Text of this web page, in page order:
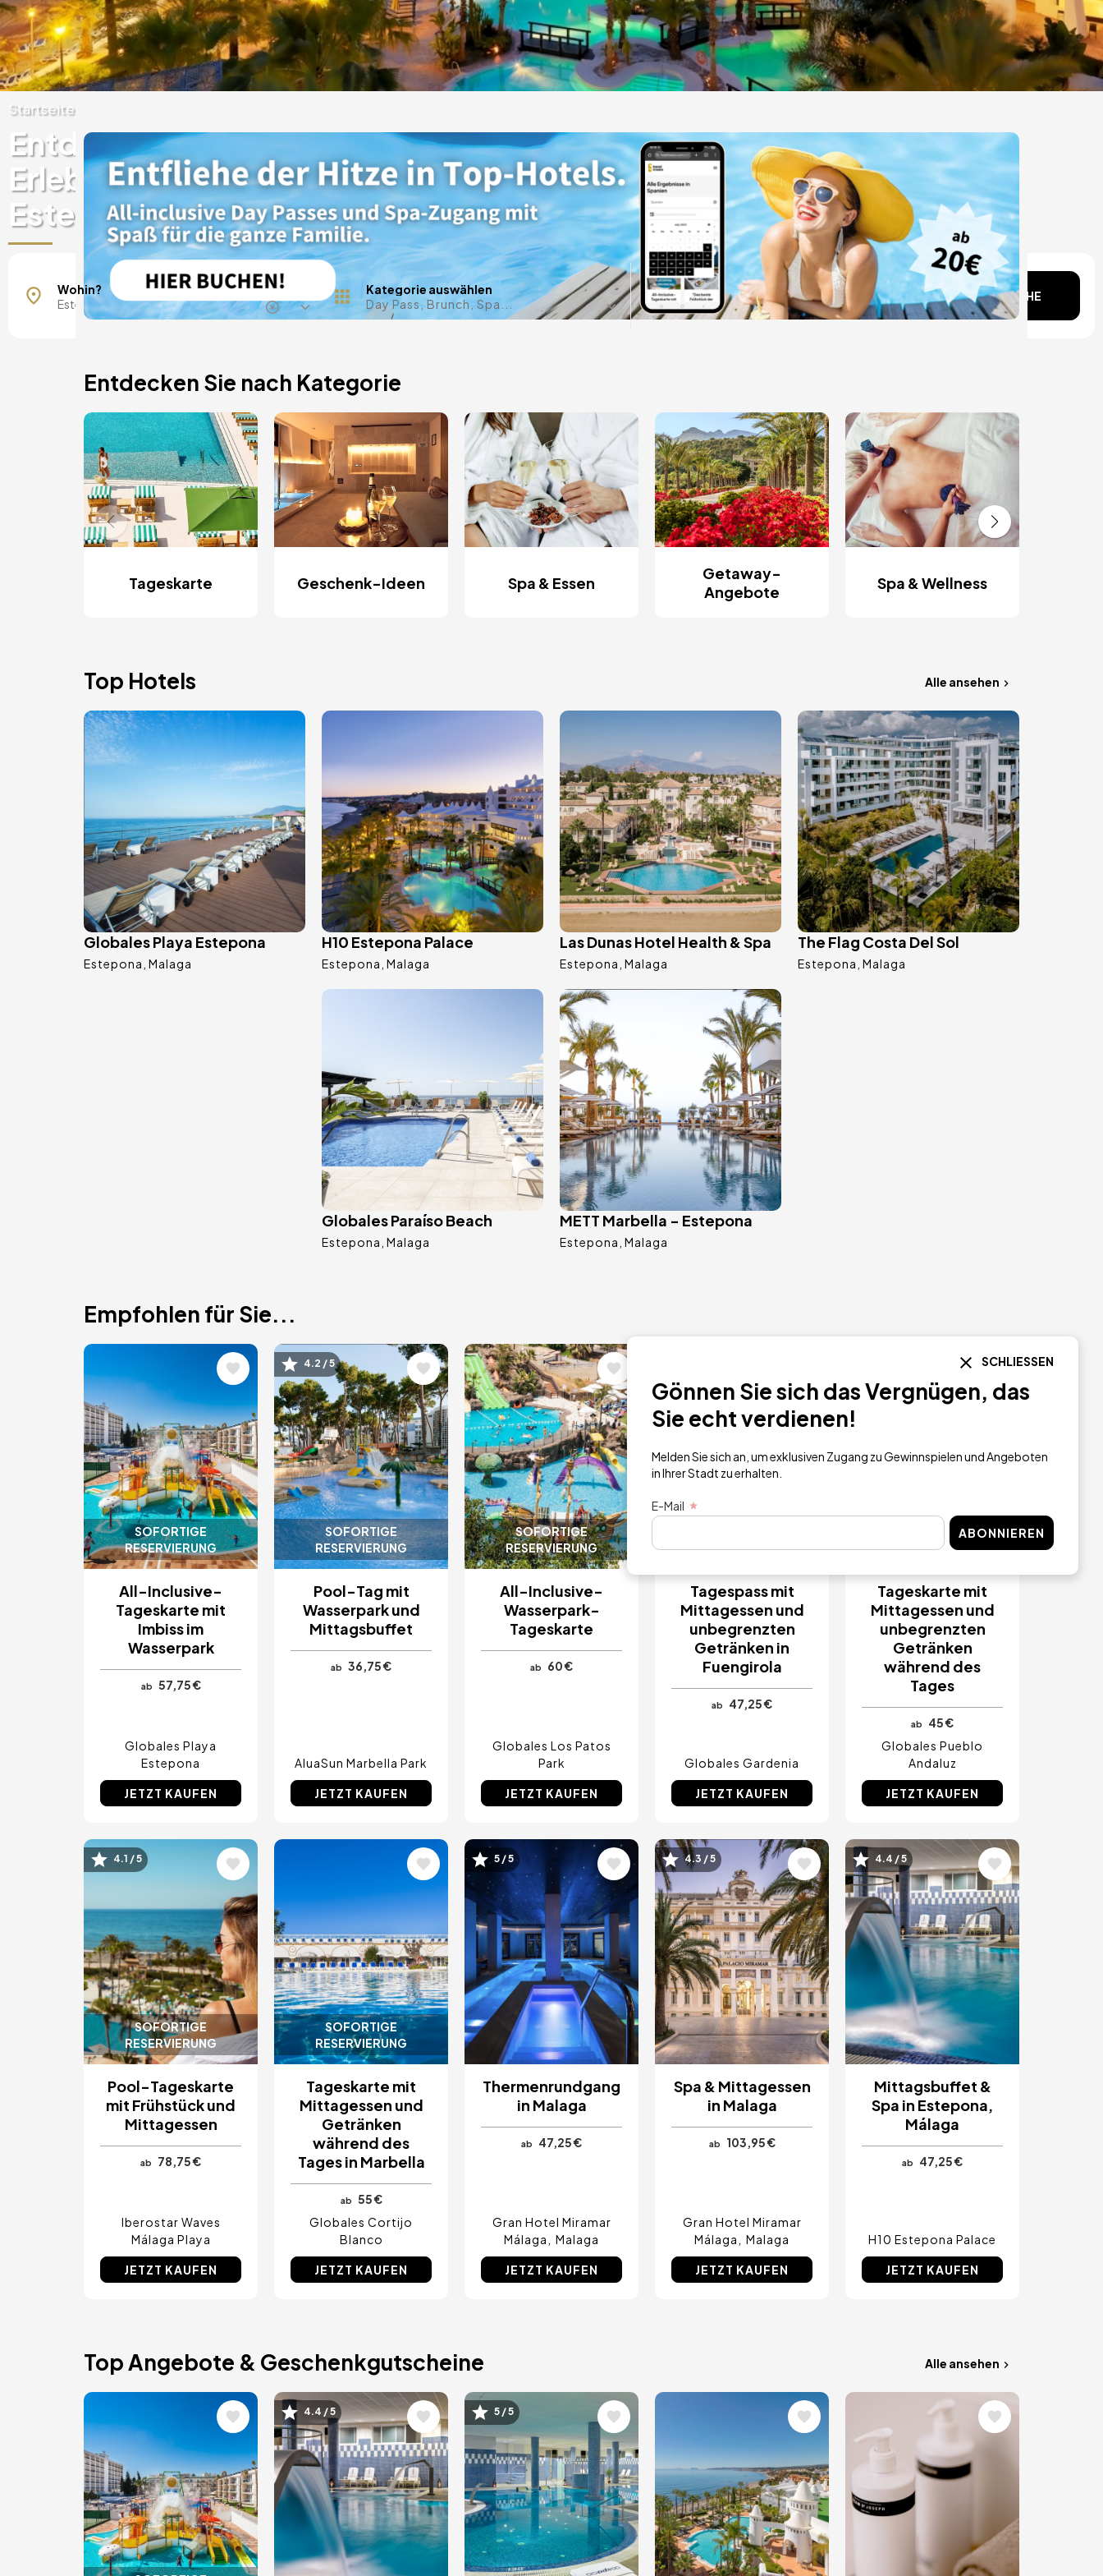
Startseite
Entdecken Sie einzigartige
Erlebnisse in Luxushotels auf
Estepona
Wohin?
Kategorie auswählen
Day Pass, Brunch, Spa...
Datum im Kopf?
SUCHE
Entdecken Sie nach Kategorie
Tageskarte Geschenk-Ideen Spa & Essen
Getaway-
Angebote
Spa & Wellness
Top Hotels Alle ansehen
Bild
Globales Playa Estepona
Estepona Malaga
H10 Estepona Palace
Estepona Malaga
Bild
Las Dunas Hotel Health & Spa
Estepona Malaga
Bild
The Flag Costa Del Sol
Estepona Malaga
Globales Paraíso Beach
Estepona Malaga
Bild
METT Marbella - Estepona
Estepona Malaga
Empfohlen für Sie...
SOFORTIGE
RESERVIERUNG
All-Inclusive-
Tageskarte mit
Imbiss im
Wasserpark
ab 57,75 €
Globales Playa
Estepona
JETZT KAUFEN
SOFORTIGE
RESERVIERUNG
Bild4.2 / 5
Pool-Tag mit
Wasserpark und
Mittagsbuffet
ab 36,75 €
AluaSun Marbella Park
JETZT KAUFEN
SOFORTIGE
RESERVIERUNG
Bild
All-Inclusive-
Wasserpark-
Tageskarte
ab 60 €
Globales Los Patos
Park
JETZT KAUFEN
RESERVIERUNG
Tagespass mit
Mittagessen und
unbegrenzten
Getränken in
Fuengirola
ab 47,25 €
Globales Gardenia
JETZT KAUFEN
SOFORTIGE
RESERVIERUNG
Tageskarte mit
Mittagessen und
unbegrenzten
Getränken
während des
Tages
ab
45 €
Globales Pueblo
Andaluz
JETZT KAUFEN
SOFORTIGE
RESERVIERUNG
Bild4.1 / 5
Pool-Tageskarte
mit Frühstück und
Mittagessen
ab 78,75 €
Iberostar Waves
Málaga Playa
JETZT KAUFEN
SOFORTIGE
RESERVIERUNG
Tageskarte mit
Mittagessen und
Getränken
während des
Tages in Marbella
ab
55 €
Globales Cortijo
Blanco
JETZT KAUFEN
Bild5 / 5
Thermenrundgang
in Malaga
ab 47,25 €
Gran Hotel Miramar
Málaga
Malaga
JETZT KAUFEN
Bild4.3 / 5
Spa & Mittagessen
in Malaga
ab 103,95 €
Gran Hotel Miramar
Málaga
Malaga
JETZT KAUFEN
Bild4.4 / 5
Mittagsbuffet &
Spa in Estepona,
Málaga
ab 47,25 €
H10 Estepona Palace
JETZT KAUFEN
Top Angebote & Geschenkgutscheine Alle ansehen
Bild4.4 / 5 Bild5 / 5
SCHLIESSEN
Gönnen Sie sich das Vergnügen, das
Sie echt verdienen!
Melden Sie sich an, um exklusiven Zugang zu Gewinnspielen und Angeboten
in Ihrer Stadt zu erhalten.
E-Mail
ABONNIEREN